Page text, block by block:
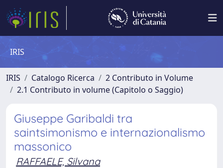
IRIS
IRIS Catalogo Ricerca
2 Contributo in Volume
2.1 Contributo in volume (Capitolo o Saggio)
Giuseppe Garibaldi tra
saintsimonismo e internazionalismo
massonico
RAFFAELE, Silvana